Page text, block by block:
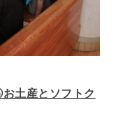
土産とソフトク